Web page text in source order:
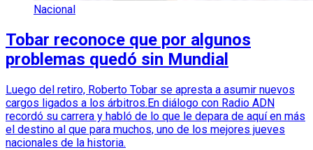
Nacional
Tobar reconoce que por algunos
problemas quedó sin Mundial
Luego del retiro, Roberto Tobar se apresta a asumir nuevos
cargos ligados a los árbitros.En diálogo con Radio ADN
recordó su carrera y habló de lo que le depara de aquí en más
el destino al que para muchos, uno de los mejores jueves
nacionales de la historia.